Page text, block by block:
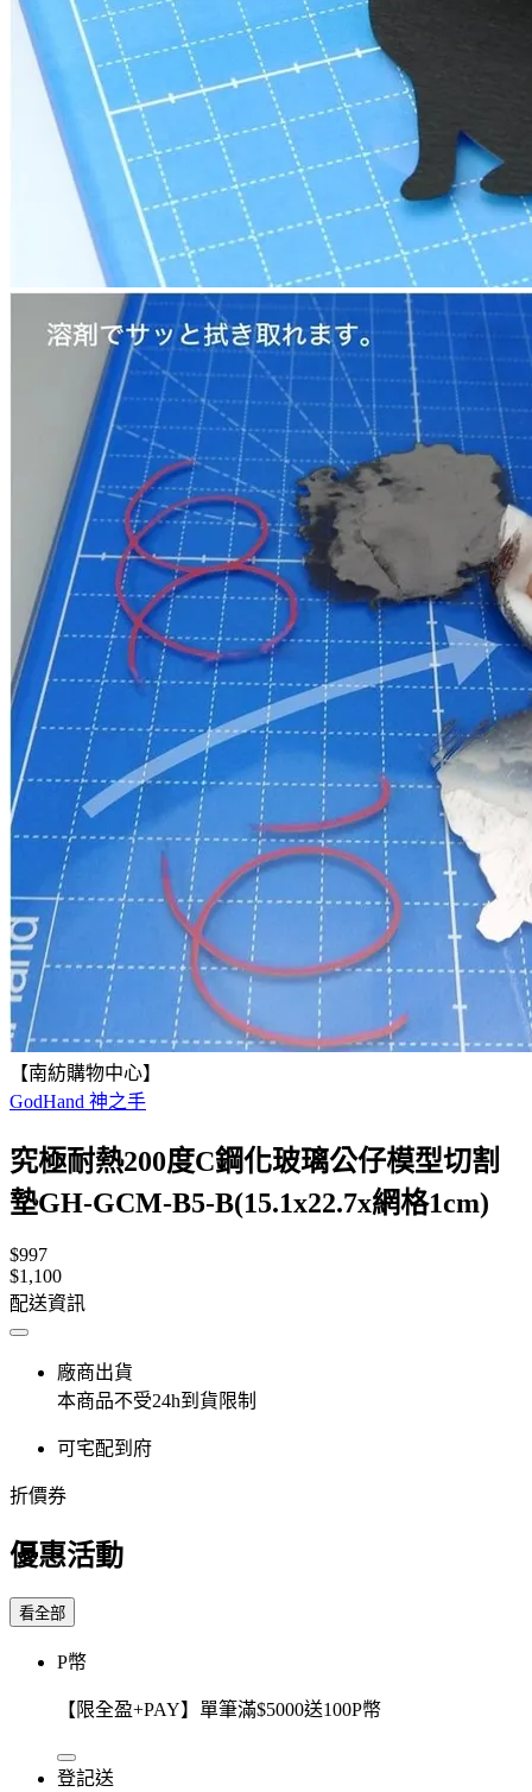
【南紡購物中心】
GodHand 神之手
究極耐熱200度C鋼化玻璃公仔模型切割
墊GH-GCM-B5-B(15.1x22.7x網格1cm)
$997
$1,100
配送資訊
廠商出貨
本商品不受24h到貨限制
可宅配到府
折價券
優惠活動
看全部
P幣
【限全盈+PAY】單筆滿$5000送100P幣
登記送